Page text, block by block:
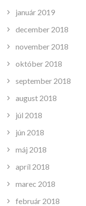
január 2019
december 2018
november 2018
október 2018
september 2018
august 2018
júl 2018
jún 2018
máj 2018
apríl 2018
marec 2018
február 2018